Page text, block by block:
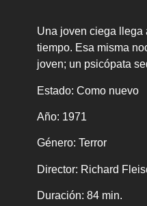
Una joven ciega llega
tiempo. Esa misma
joven; un psicópata
Estado: Como nuevo
Año: 1971
Género: Terror
Director: Richard
Duración: 84 min.